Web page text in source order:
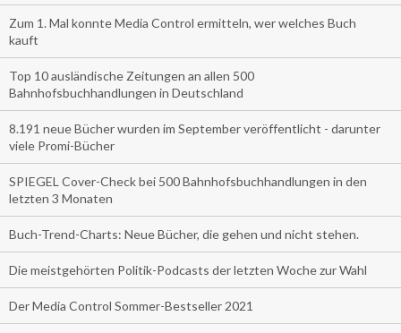
Zum 1. Mal konnte Media Control ermitteln, wer welches Buch
kauft
Top 10 ausländische Zeitungen an allen 500
Bahnhofsbuchhandlungen in Deutschland
8.191 neue Bücher wurden im September veröffentlicht - darunter
viele Promi-Bücher
SPIEGEL Cover-Check bei 500 Bahnhofsbuchhandlungen in den
letzten 3 Monaten
Buch-Trend-Charts: Neue Bücher, die gehen und nicht stehen.
Die meistgehörten Politik-Podcasts der letzten Woche zur Wahl
Der Media Control Sommer-Bestseller 2021